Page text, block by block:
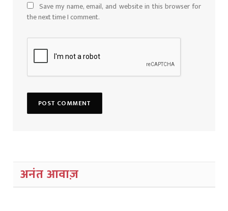
Save my name, email, and website in this browser for
the next time I comment.
अनंत आवाज़